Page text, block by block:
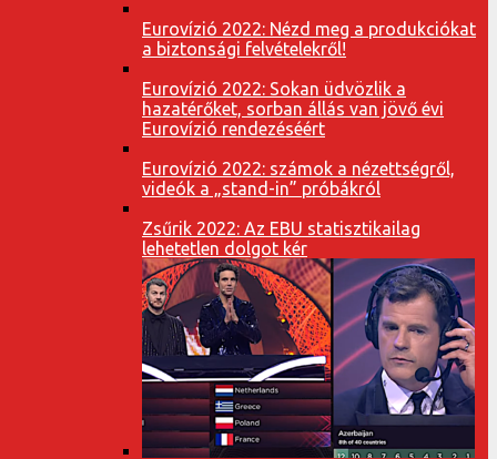
Eurovízió 2022: Nézd meg a produkciókat
a biztonsági felvételekről!
Eurovízió 2022: Sokan üdvözlik a
hazatérőket, sorban állás van jövő évi
Eurovízió rendezéséért
Eurovízió 2022: számok a nézettségről,
videók a „stand-in” próbákról
Zsűrik 2022: Az EBU statisztikailag
lehetetlen dolgot kér